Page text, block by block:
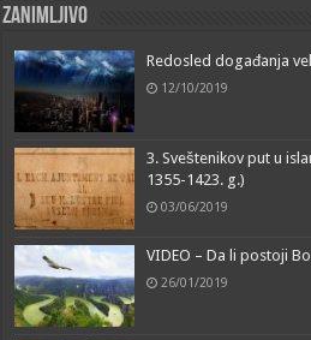
Zanimljivo
Redosled događanja
12/10/2019
3. Sveštenikov put u
1355-1423. g.)
03/06/2019
VIDEO – Da li postoji
26/01/2019